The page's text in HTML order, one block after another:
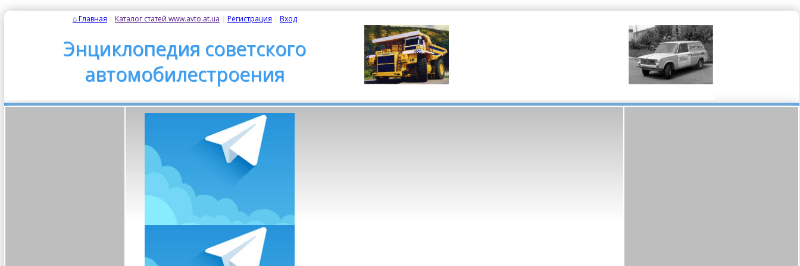
⌂ Главная Каталог статей www.avto.at.ua Регистрация Вход
Энциклопедия советского
автомобилестроения